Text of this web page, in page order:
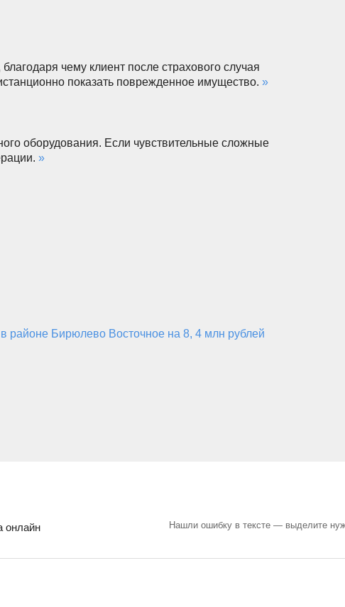
чему клиент после страхового случая
показать поврежденное имущество. »
оборудования. Если чувствительные сложные
»
районе Бирюлево Восточное на 8, 4 млн рублей
онлайн Нашли ошибку в тексте — выделите